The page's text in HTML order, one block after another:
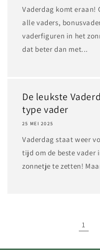
Vaderdag komt eraan!
alle vaders,
vaderfiguren in het
dat beter dan met...
De leukste
type vader
25 MEI 2025
Vaderdag staat weer
tijd om de beste vader
zonnetje te zetten!
1